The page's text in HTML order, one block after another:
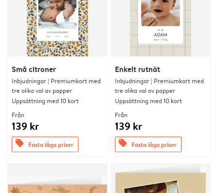
Små citroner
Inbjudningar | Premiumkort med
tre olika val av papper
Uppsättning med 10 kort
Från
139 kr
offers Fasta låga priser
Enkelt rutnät
Inbjudningar | Premiumkort med
tre olika val av papper
Uppsättning med 10 kort
Från
139 kr
offers Fasta låga priser